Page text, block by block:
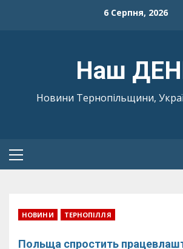
6 Серпня, 2026
Наш
Новини Тернопільщини,
Primary
НОВИНИ ТЕРНОПІЛЛЯ
Польща спростить